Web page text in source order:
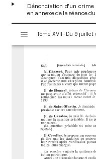
Dénonciation d'un
en annexe de la séance
s
Tome XVII - Du 9 juillet